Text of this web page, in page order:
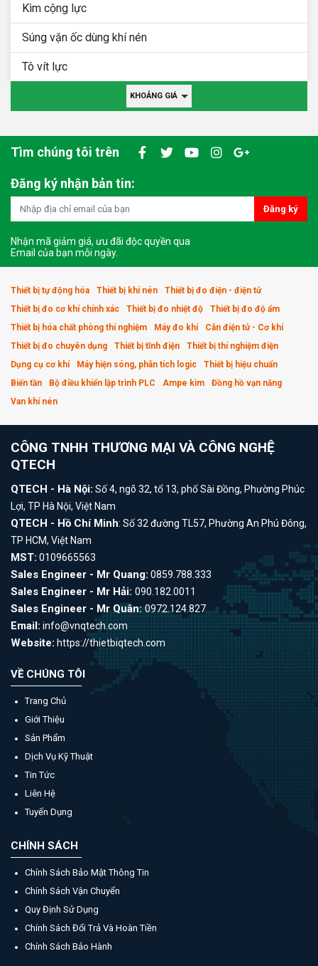
Kìm cộng lực
Súng vặn ốc dùng khí nén
Tô vít lực
KHOẢNG GIÁ
Tìm chúng tôi trên
Đăng ký nhận bản tin:
Đăng ký
Nhận mã giảm giá, ưu đãi độc quyền qua
Email của bạn mỗi ngày.
Thiết bị tự động hóa Thiết bị khí nén
Thiết bị đo điện - điện tử
Thiết bị đo cơ khí chính xác
Thiết bị đo nhiệt độ
Thiết bị đo độ ẩm
Thiết bị hóa chất phòng thí nghiệm
Máy đo khí
Cân điện tử - Cơ khí
Thiết bị đo chuyên dụng
Thiết bị tĩnh điện
Thiết bị thí nghiệm điện
Dụng cụ cơ khí
Máy hiện sóng, phân tích logic
Thiết bị hiệu chuẩn
Biến tần
Bộ điều khiển lập trình PLC Ampe kìm
Đồng hồ vạn năng
Van khí nén
CÔNG TNHH THƯƠNG MẠI VÀ CÔNG NGHỆ
QTECH
QTECH - Hà Nội: Số 4, ngõ 32, tổ 13, phố Sài Đồng, Phường Phúc
Lợi, TP Hà Nội, Việt Nam
QTECH - Hồ Chí Minh: Số 32 đường TL57, Phường An Phú Đông,
TP HCM, Việt Nam
MST: 0109665563
Sales Engineer - Mr Quang: 0859.788.333
Sales Engineer - Mr Hải: 090.182.0011
Sales Engineer - Mr Quân:0972.124.827
Email: info@vnqtech.com
Website: https://thietbiqtech.com
VỀ CHÚNG TÔI
Trang Chủ
Giới Thiệu
Sản Phẩm
Dịch Vụ Kỹ Thuật
Tin Tức
Liên Hệ
Tuyển Dụng
CHÍNH SÁCH
Chính Sách Bảo Mật Thông Tin
Chính Sách Vận Chuyển
Quy Định Sử Dụng
Chính Sách Đổi Trả Và Hoàn Tiền
Chính Sách Bảo Hành